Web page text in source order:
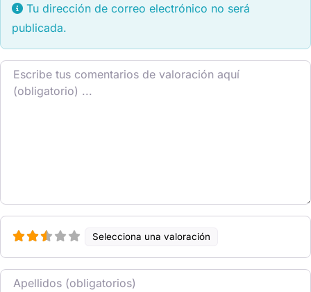
Tu dirección de correo electrónico no será
publicada.
Texto de la reseña
Selecciona una valoración
Nombre